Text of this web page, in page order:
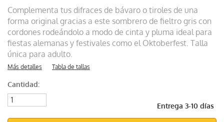
Complementa tus difraces de bávaro o tiroles de una
forma original gracias a este sombrero de fieltro gris con
cordones rodeándolo a modo de cinta y pluma ideal para
fiestas alemanas y festivales como el Oktoberfest. Talla
única para adulto.
Más detalles Tabla de tallas
Cantidad:
Entrega 3-10 días